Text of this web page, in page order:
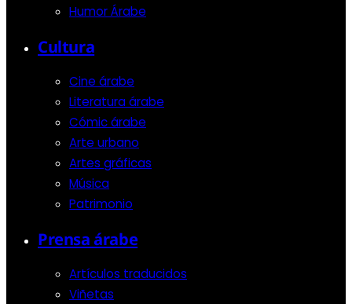
Humor Árabe
Cultura
Cine árabe
Literatura árabe
Cómic árabe
Arte urbano
Artes gráficas
Música
Patrimonio
Prensa árabe
Artículos traducidos
Viñetas